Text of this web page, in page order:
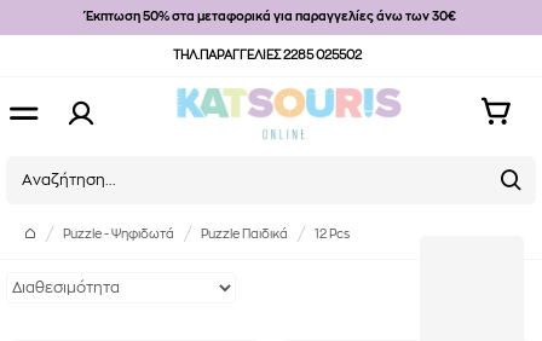
Έκπτωση 50% στα μεταφορικά για παραγγελίες άνω των 30€
ΤΗΛ.ΠΑΡΑΓΓΕΛΙΕΣ 2285 025502
Puzzle - Ψηφιδωτά Puzzle Παιδικά 12 Pcs